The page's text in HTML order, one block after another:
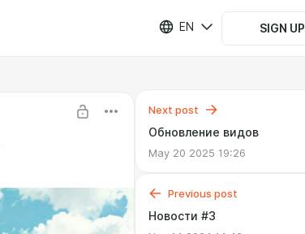
EN SIGN UP
Next post
Обновление видов
May 20 2025 19:26
Previous post
Новости #3